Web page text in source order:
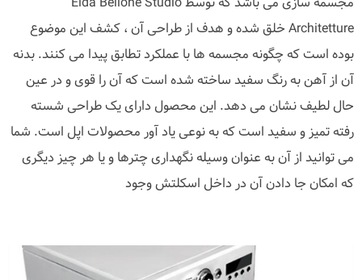
Architetture خلق شده و هدف از طراحی آن ، کشف این موضوع
بوده است که چگونه مجسمه ها با عملکرد تطابق پیدا می کنند. بدنه
آن از آهن به رنگ سفید ساخته شده است که آن را قوی و در عین
حال لطیف نشان می دهد. این محصول دارای یک طراحی شسته
رفته تمیز و سفید است که به نوعی یاد آور محصولات اپل است. شما
می توانید از آن به عنوان وسیله نگهداری چترها و یا هر چیز دیگری
که امکان جا دادن آن در داخل اسکلتش وجود